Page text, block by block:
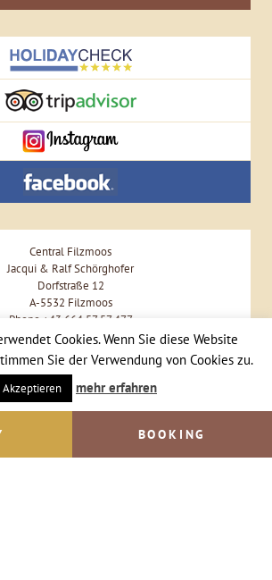
BOOKING
Central Filzmoos
Jacqui & Ralf Schörghofer
Dorfstraße 12
A-5532 Filzmoos
Phone +43 664 57 57 477
Send Email
Cookies. Wenn Sie diese Website
Sie der Verwendung von Cookies zu.
Akzeptieren mehr erfahren